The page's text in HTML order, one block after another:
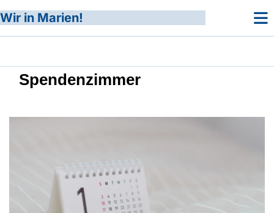
Wir in Marien!
Spendenzimmer